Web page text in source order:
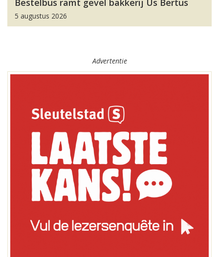
Bestelbus ramt gevel bakkerij Us Bertus
5 augustus 2026
Advertentie